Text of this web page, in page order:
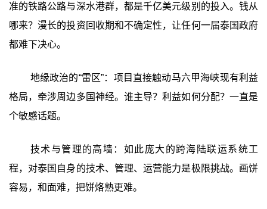
准的铁路公路与深水港群，都是千亿美元级别的投入。钱从
哪来？漫长的投资回收期和不确定性，让任何一届泰国政府
都难下决心。
地缘政治的“雷区”‍：项目直接触动马六甲海峡现有利益
格局，牵涉周边多国神经。谁主导？利益如何分配？一直是
个敏感话题。
技术与管理的高墙：如此庞大的跨海陆联运系统工
程，对泰国自身的技术、管理、运营能力是极限挑战。画饼
容易，和面难，把饼烙熟更难。